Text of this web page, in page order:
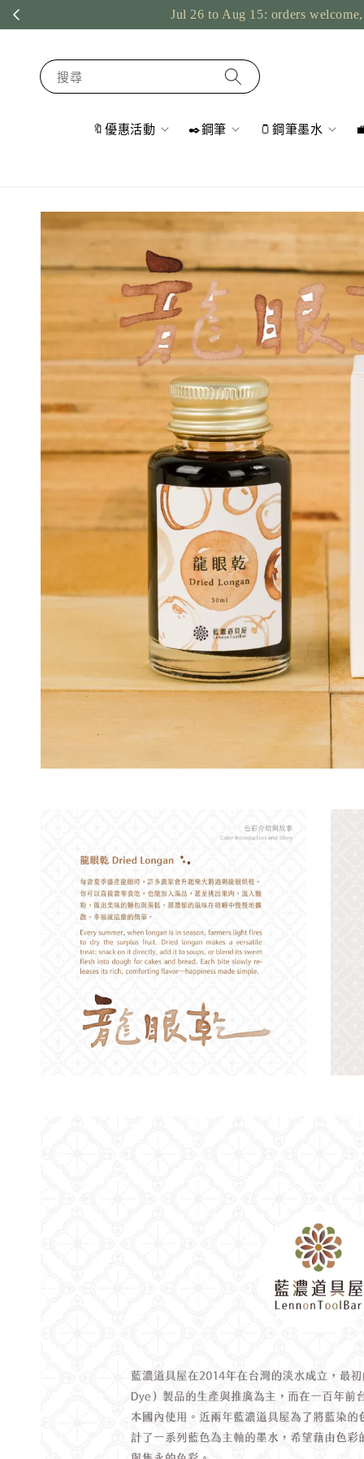
Jul 26 to Aug 15: orders
搜尋
🔖優惠活動 ✒️鋼筆 🫙鋼筆墨水